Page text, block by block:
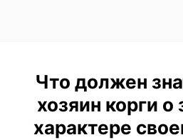
Что должен
хозяин корги о
характере